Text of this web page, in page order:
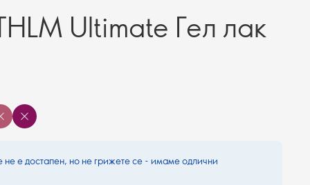
Ultimate Гел лак
не е достапен, но не грижете се - имаме одлични